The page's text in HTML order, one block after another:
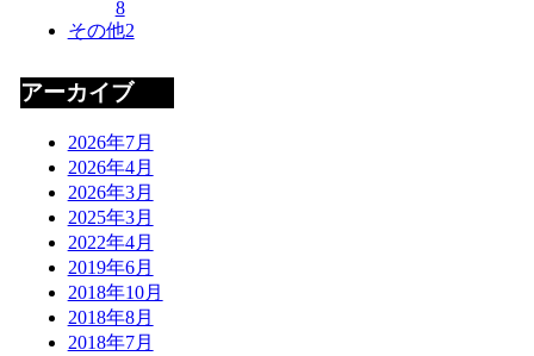
8
その他2
アーカイブ
2026年7月
2026年4月
2026年3月
2025年3月
2022年4月
2019年6月
2018年10月
2018年8月
2018年7月